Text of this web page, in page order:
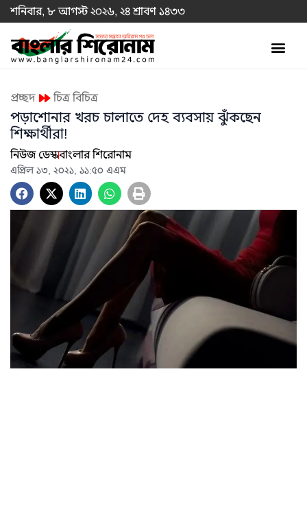
শনিবার, ৮ আগস্ট ২০২৬, ২৪ শ্রাবণ ১৪৩৩
প্রচ্ছদ চিত্র বিচিত্র
পড়াশোনার খরচ চালাতে দেহ ব্যবসায় ঝুঁকছেন
শিক্ষার্থীরা!
নিউজ ডেস্কবাংলার শিরোনাম
এপ্রিল ১৩, ২০২১, ১১:৫০ এএম